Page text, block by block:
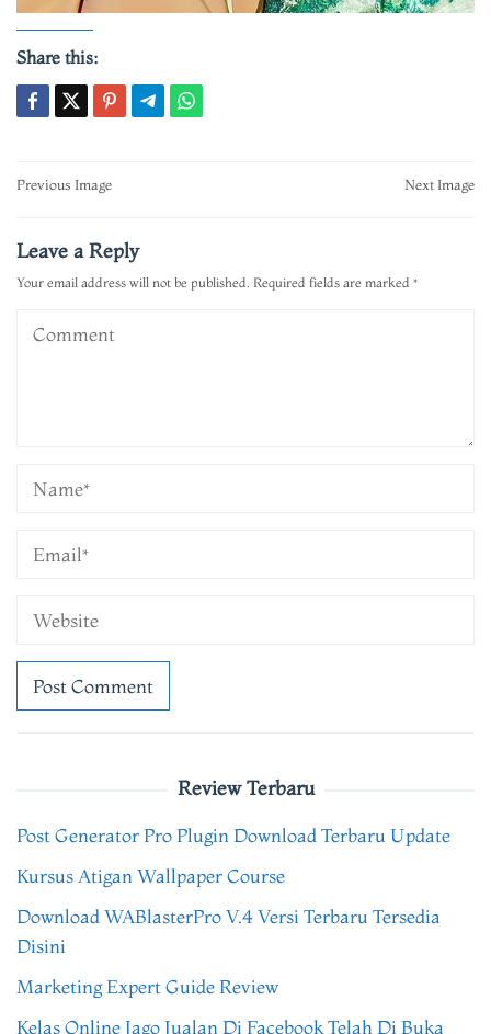
Share this:
Post
Previous Image Next Image
Leave a Reply
Your email address will not be published. Required fields are marked *
Review Terbaru
Post Generator Pro Plugin Download Terbaru Update
Kursus Atigan Wallpaper Course
Download WABlasterPro V.4 Versi Terbaru Tersedia
Disini
Marketing Expert Guide Review
Kelas Online Jago Jualan Di Facebook Telah Di Buka